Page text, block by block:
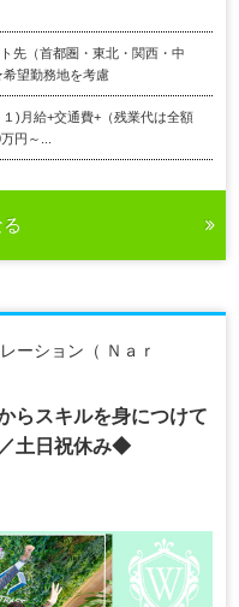
先（首都圏・東北・関西・中
望勤務地を考慮
)月給+交通費+（残業代は全額
円～...
ーション（ Ｎａｒ
らスキルを身につけて
土日祝休み◆